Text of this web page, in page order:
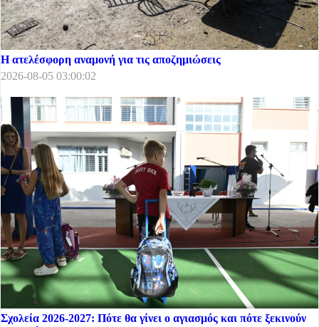
Η ατελέσφορη αναμονή για τις αποζημιώσεις
2026-08-05 03:00:02
Σχολεία 2026-2027: Πότε θα γίνει ο αγιασμός και πότε ξεκινούν